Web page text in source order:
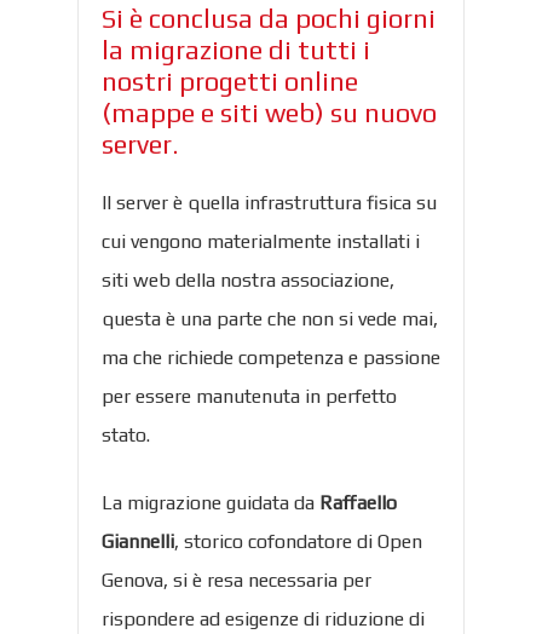
Si è conclusa da pochi giorni
la migrazione di tutti i
nostri progetti online
(mappe e siti web) su nuovo
server.
Il server è quella infrastruttura fisica su
cui vengono materialmente installati i
siti web della nostra associazione,
questa è una parte che non si vede mai,
ma che richiede competenza e passione
per essere manutenuta in perfetto
stato.
La migrazione guidata da Raffaello
Giannelli, storico cofondatore di Open
Genova, si è resa necessaria per
rispondere ad esigenze di riduzione di